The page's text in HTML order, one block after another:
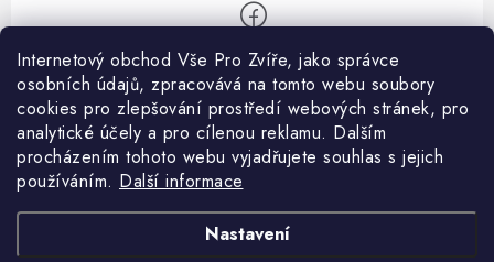
Internetový obchod Vše Pro Zvíře, jako správce
osobních údajů, zpracovává na tomto webu soubory
cookies pro zlepšování prostředí webových stránek, pro
analytické účely a pro cílenou reklamu. Dalším
procházením tohoto webu vyjadřujete souhlas s jejich
používáním. Další informace
Nastavení
Informace pro Vás
Ceník dopravy
Kontakty
Obchodní podmínky
Heuréka recenze